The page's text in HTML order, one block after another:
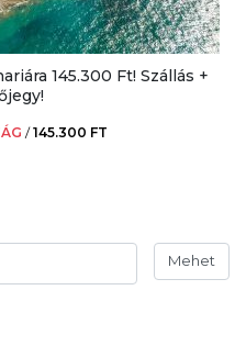
145.300 Ft! Szállás +
/145.300 FT
Mehet